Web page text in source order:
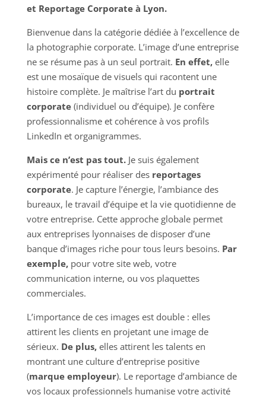
et Reportage Corporate à Lyon.
Bienvenue dans la catégorie dédiée à l’excellence de
la photographie corporate. L’image d’une entreprise
ne se résume pas à un seul portrait. En effet,elle
est une mosaïque de visuels qui racontent une
histoire complète. Je maîtrise l’art du portrait
corporate(individuel ou d’équipe). Je confère
professionnalisme et cohérence à vos profils
LinkedIn et organigrammes.
Mais ce n’est pas tout.Je suis également
expérimenté pour réaliser des reportages
corporate. Je capture l’énergie, l’ambiance des
bureaux, le travail d’équipe et la vie quotidienne de
votre entreprise. Cette approche globale permet
aux entreprises lyonnaises de disposer d’une
banque d’images riche pour tous leurs besoins. Par
exemple,pour votre site web, votre
communication interne, ou vos plaquettes
commerciales.
L’importance de ces images est double : elles
attirent les clients en projetant une image de
sérieux. De plus,elles attirent les talents en
montrant une culture d’entreprise positive
(marque employeur). Le reportage d’ambiance de
vos locaux professionnels humanise votre activité